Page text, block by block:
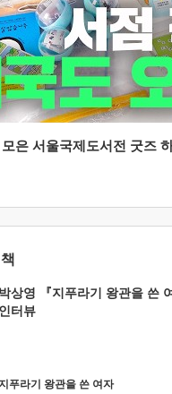
은 서울국제도서전 굿즈
박상영 『지푸라기 왕관을 쓴
인터뷰
푸라기 왕관을 쓴 여자